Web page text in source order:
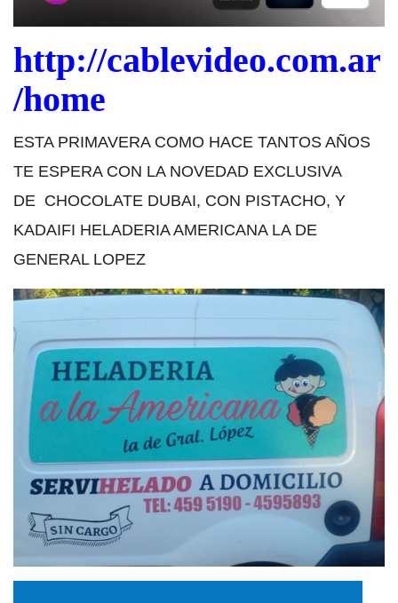
http://cablevideo.com.ar
/home
ESTA PRIMAVERA COMO HACE TANTOS AÑOS
TE ESPERA CON LA NOVEDAD EXCLUSIVA
DE CHOCOLATE DUBAI, CON PISTACHO, Y
KADAIFI HELADERIA AMERICANA LA DE
GENERAL LOPEZ